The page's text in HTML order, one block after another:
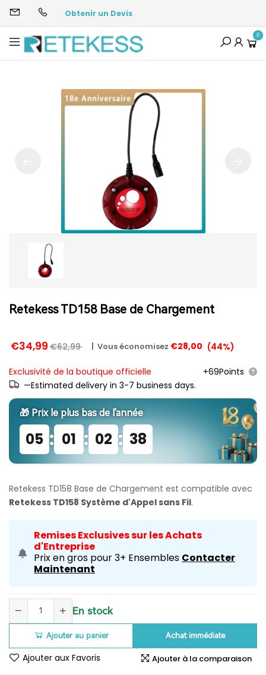
Obtenir un Devis
0
Retekess TD158 Base de Chargement
€34,99 €62,99 | Vous économisez €28,00 (44%)
Exclusivité de la boutique officielle
+69Points
—Estimated delivery in 3-7 business days.
🎁 Prix ​​le plus bas de l'année
05 : 01 : 02 : 38
Retekess TD158 Base de Chargement est compatible avec
Retekess TD158 Système d'Appel sans Fil.
Remises Exclusives sur les Achats
d'Entreprise
Prix en gros pour 3+ Ensembles Contacter
Maintenant
En stock
Ajouter au panier Achat immédiate
Ajouter aux Favoris Ajouter à la comparaison